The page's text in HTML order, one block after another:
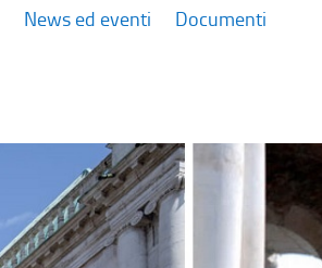
News ed eventi Documenti